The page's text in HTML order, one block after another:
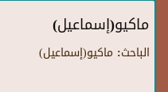
ماكيو(إسماعيل)
الباحث: ماكيو(إسماعيل)